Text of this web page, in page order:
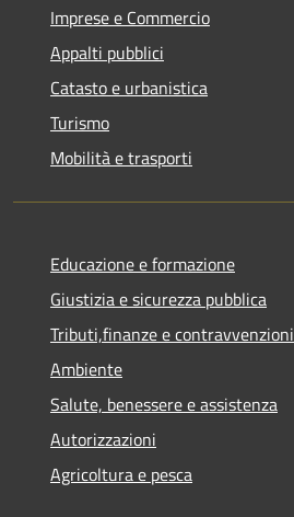
Imprese e Commercio
Appalti pubblici
Catasto e urbanistica
Turismo
Mobilità e trasporti
Educazione e formazione
Giustizia e sicurezza pubblica
Tributi,finanze e contravvenzioni
Ambiente
Salute, benessere e assistenza
Autorizzazioni
Agricoltura e pesca